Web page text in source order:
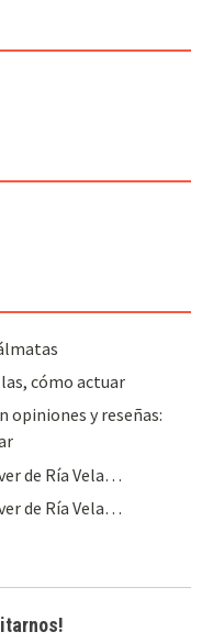
cómo actuar
opiniones y reseñas:
de Ría Vela…
de Ría Vela…